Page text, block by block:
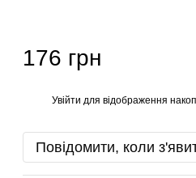
176 грн
Увійти для відображення
Повідомити, коли